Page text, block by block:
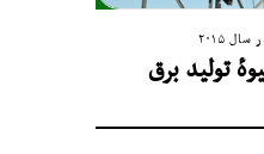
۲۰۱۵
تولید برق